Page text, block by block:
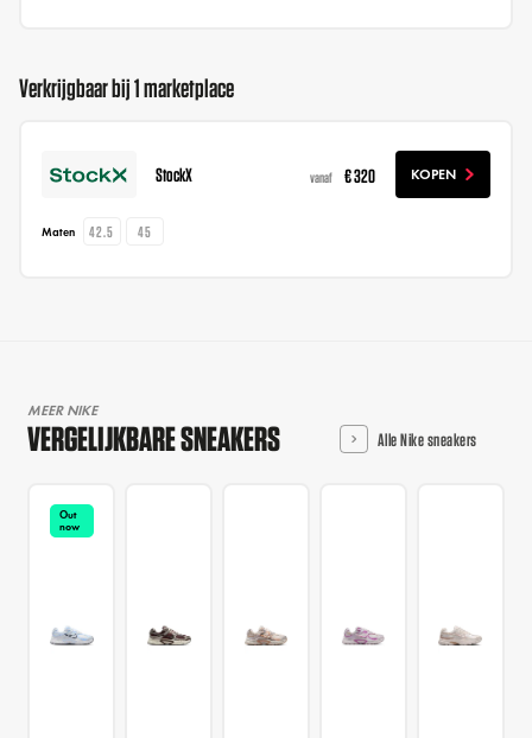
Verkrijgbaar bij 1 marketplace
StockX vanaf € 320 KOPEN
Maten 42.5 45
MEER NIKE
VERGELIJKBARE SNEAKERS Alle Nike sneakers
Out
now